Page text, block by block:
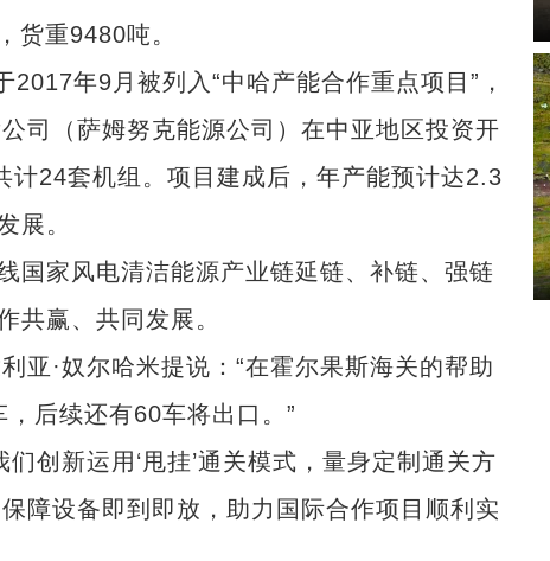
货重9480吨。
年9月被列入“中哈产能合作重点项目”，
司（萨姆努克能源公司）在中亚地区投资开
24套机组。项目建成后，年产能预计达2.3
展。
家风电清洁能源产业链延链、补链、强链
共赢、共同发展。
·奴尔哈米提说：“在霍尔果斯海关的帮助
后续还有60车将出口。”
新运用‘甩挂’通关模式，量身定制通关方
障设备即到即放，助力国际合作项目顺利实